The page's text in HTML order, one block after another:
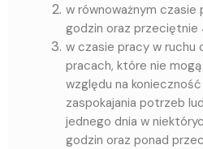
w równoważnym czasie
godzin oraz
w czasie pracy w ruchu
pracach, które nie
względu na konieczność
zaspokajania potrzeb
jednego dnia w
godzin oraz ponad